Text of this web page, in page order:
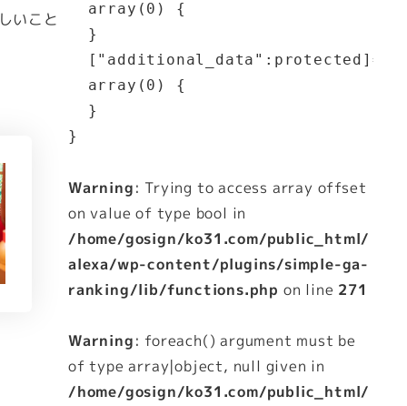
いこと
  array(0) {
  }
  ["additional_data":protected]=>
  array(0) {
  }
Warning: Trying to access array offset
on value of type bool in
/home/gosign/ko31.com/public_html/
alexa/wp-content/plugins/simple-ga-
ranking/lib/functions.php on line 271
Warning: foreach() argument must be
of type array|object, null given in
/home/gosign/ko31.com/public_html/